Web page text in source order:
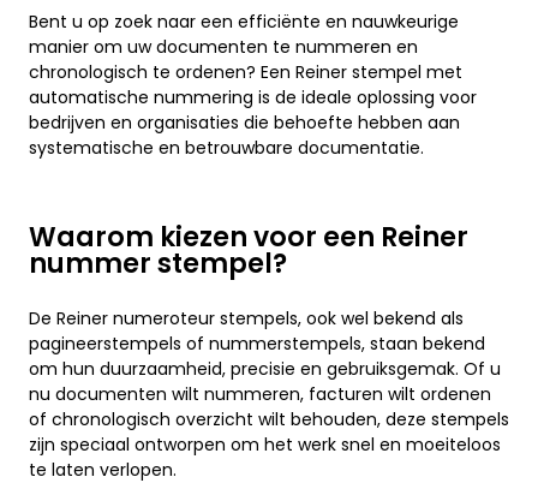
Bent u op zoek naar een efficiënte en nauwkeurige
manier om uw documenten te nummeren en
chronologisch te ordenen? Een Reiner stempel met
automatische nummering is de ideale oplossing voor
bedrijven en organisaties die behoefte hebben aan
systematische en betrouwbare documentatie.
Waarom kiezen voor een Reiner
nummer stempel?
De Reiner numeroteur stempels, ook wel bekend als
pagineerstempels of nummerstempels, staan bekend
om hun duurzaamheid, precisie en gebruiksgemak. Of u
nu documenten wilt nummeren, facturen wilt ordenen
of chronologisch overzicht wilt behouden, deze stempels
zijn speciaal ontworpen om het werk snel en moeiteloos
te laten verlopen.